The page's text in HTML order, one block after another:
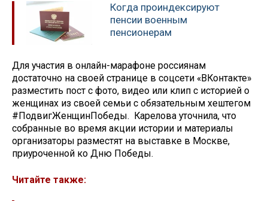
Когда проиндексируют
пенсии военным
пенсионерам
Для участия в онлайн-марафоне россиянам
достаточно на своей странице в соцсети «ВКонтакте»
разместить пост с фото, видео или клип с историей о
женщинах из своей семьи с обязательным хештегом
#ПодвигЖенщинПобеды. Карелова уточнила, что
собранные во время акции истории и материалы
организаторы разместят на выставке в Москве,
приуроченной ко Дню Победы.
Читайте также: